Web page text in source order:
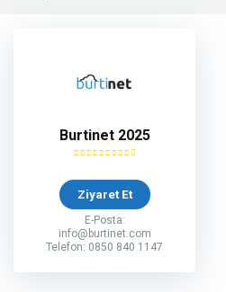
Burtinet 2025
Ziyaret Et
E-Posta:
info@burtinet.com
Telefon: 0850 840 1147